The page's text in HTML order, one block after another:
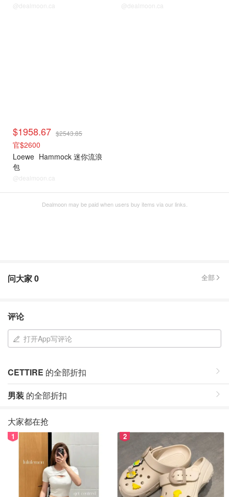
@dealmoon.ca @dealmoon.ca
$1958.67 $2543.85
官$2600
Loewe Hammock 迷你流浪
包
@dealmoon.ca
Dealmoon may be paid when users buy items via our links.
问大家0 全部
评论
打开App写评论
CETTIRE 的全部折扣
男装 的全部折扣
大家都在抢
1 2